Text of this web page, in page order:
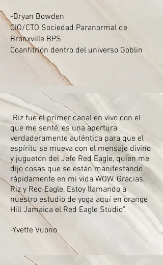
-Bryan Bowden
CIO/CTO Sociedad Paranormal de
Bronxville BPS
Coanfitrión dentro del universo Goblin
"Riz fue el primer canal en vivo con el
que me senté, es una apertura
verdaderamente auténtica para que el
espíritu se mueva con el mensaje divino
y juguetón del Jefe Red Eagle, quien me
dijo cosas que se están manifestando
rápidamente en mi vida WOW. Gracias,
Riz y Red Eagle, Estoy llamando a
nuestro estudio de yoga aquí en orange
Hill Jamaica el Red Eagle Studio".
-Yvette Vuono